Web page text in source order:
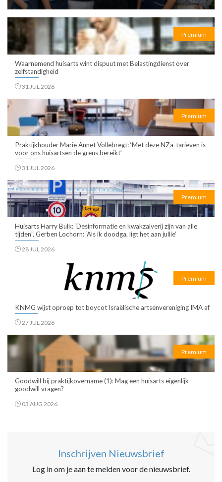
Premium
Waarnemend huisarts wint dispuut met Belastingdienst over
zelfstandigheid
31 JUL 2026
Premium
Praktijkhouder Marie Annet Vollebregt: ‘Met deze NZa-tarieven is
voor ons huisartsen de grens bereikt’
31 JUL 2026
Premium
Huisarts Harry Bulk: ‘Desinformatie en kwakzalverij zijn van alle
tijden”, Gerben Lochorn: ‘Als ik doodga, ligt het aan jullie’
28 JUL 2026
Premium
KNMG wijst oproep tot boycot Israëlische artsenvereniging IMA af
27 JUL 2026
Premium
Goodwill bij praktijkovername (1): Mag een huisarts eigenlijk
goodwill vragen?
03 AUG 2026
Inschrijven Nieuwsbrief
Log in om je aan te melden voor de nieuwsbrief.